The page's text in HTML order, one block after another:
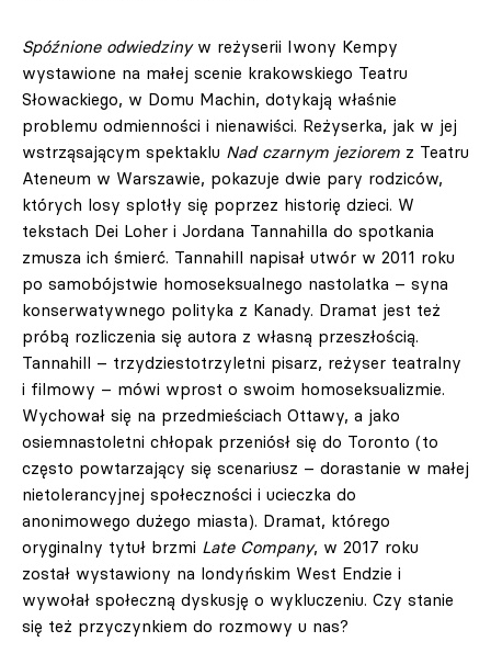
Spóźnione odwiedzinyw reżyserii Iwony Kempy
wystawione na małej scenie krakowskiego Teatru
Słowackiego, w Domu Machin, dotykają właśnie
problemu odmienności i nienawiści. Reżyserka, jak w jej
wstrząsającym spektaklu Nad czarnym jeziorem z Teatru
Ateneum w Warszawie, pokazuje dwie pary rodziców,
których losy splotły się poprzez historię dzieci. W
tekstach Dei Loher i Jordana Tannahilla do spotkania
zmusza ich śmierć. Tannahill napisał utwór w 2011 roku
po samobójstwie homoseksualnego nastolatka – syna
konserwatywnego polityka z Kanady. Dramat jest też
próbą rozliczenia się autora z własną przeszłością.
Tannahill – trzydziestotrzyletni pisarz, reżyser teatralny
i filmowy – mówi wprost o swoim homoseksualizmie.
Wychował się na przedmieściach Ottawy, a jako
osiemnastoletni chłopak przeniósł się do Toronto (to
często powtarzający się scenariusz – dorastanie w małej
nietolerancyjnej społeczności i ucieczka do
anonimowego dużego miasta). Dramat, którego
oryginalny tytuł brzmi Late Company, w 2017 roku
został wystawiony na londyńskim West Endzie i
wywołał społeczną dyskusję o wykluczeniu. Czy stanie
się też przyczynkiem do rozmowy u nas?